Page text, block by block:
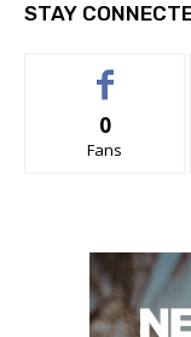
STAY
0
Fans